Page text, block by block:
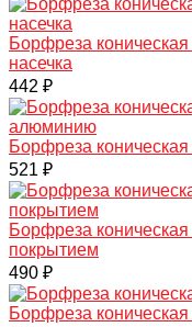
Борфреза
насечка
442 ₽
Борфреза
521 ₽
Борфреза
покрытием
490 ₽
Борфреза